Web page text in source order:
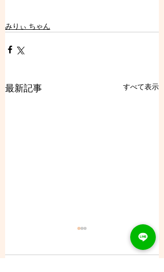
みりぃ ちゃん
最新記事 すべて表示